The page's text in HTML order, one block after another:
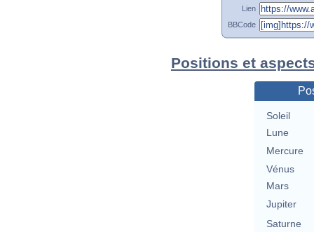
Lien
BBCode
Positions et
Soleil
Lune
Mercure
Vénus
Mars
Jupiter
Saturne